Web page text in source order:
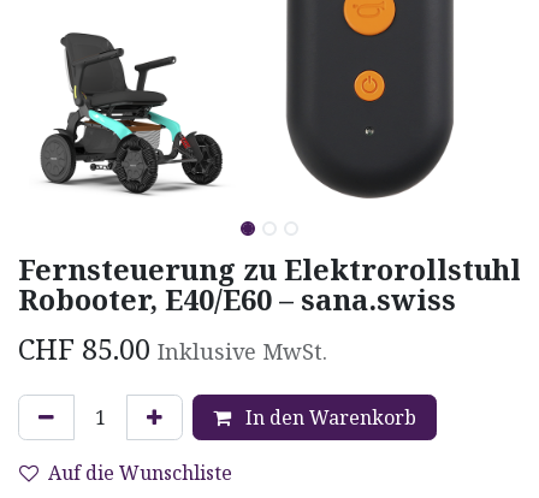
Fernsteuerung zu Elektrorollstuhl
Robooter, E40/E60 – sana.swiss
CHF 85.00 Inklusive MwSt.
In den Warenkorb
Auf die Wunschliste